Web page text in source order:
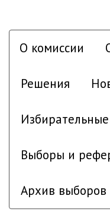
О комиссии
Решения
Выборы и
Архив выборов